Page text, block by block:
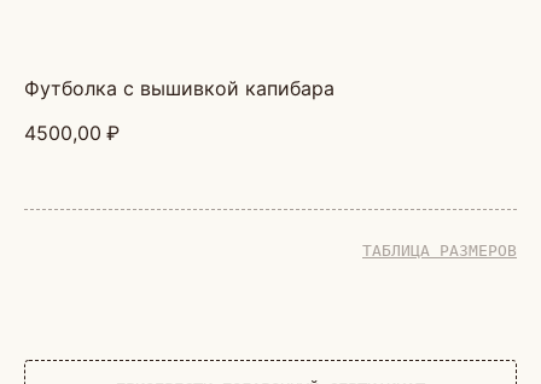
футболка с вышивкой капибара
4500,00 ₽
ТАБЛИЦА РАЗМЕРОВ